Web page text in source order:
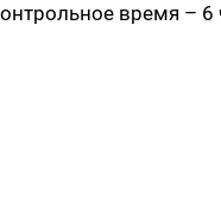
время – 6